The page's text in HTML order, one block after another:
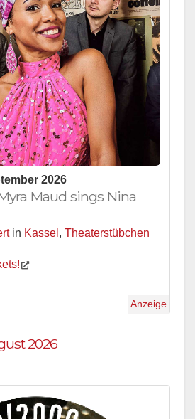
2026
Maud sings Nina
in Kassel , Theaterstübchen
Anzeige
2026